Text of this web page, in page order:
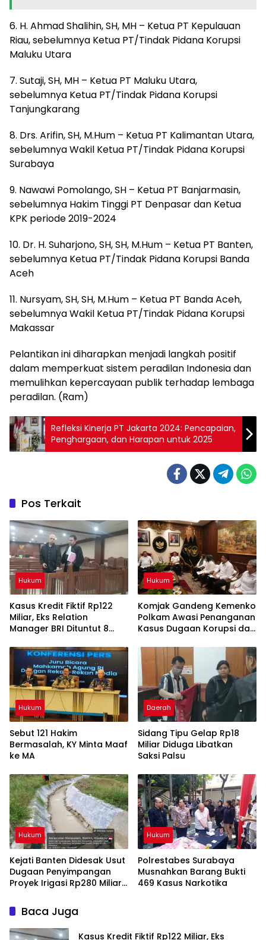
6. H. Ahmad Shalihin, SH, MH – Ketua PT Kepulauan
Riau, sebelumnya Ketua PT/Tindak Pidana Korupsi
Maluku Utara
7. Sutaji, SH, MH – Ketua PT Maluku Utara,
sebelumnya Ketua PT/Tindak Pidana Korupsi
Tanjungkarang
8. Drs. Arifin, SH, M.Hum – Ketua PT Kalimantan Utara,
sebelumnya Wakil Ketua PT/Tindak Pidana Korupsi
Surabaya
9. Nawawi Pomolango, SH – Ketua PT Banjarmasin,
sebelumnya Hakim Tinggi PT Denpasar dan Ketua
KPK periode 2019-2024
10. Dr. H. Suharjono, SH, SH, M.Hum – Ketua PT Banten,
sebelumnya Ketua PT/Tindak Pidana Korupsi Banda
Aceh
11. Nursyam, SH, SH, M.Hum – Ketua PT Banda Aceh,
sebelumnya Wakil Ketua PT/Tindak Pidana Korupsi
Makassar
Pelantikan ini diharapkan menjadi langkah positif
dalam memperkuat sistem peradilan Indonesia dan
memulihkan kepercayaan publik terhadap lembaga
peradilan. (Ram)
Refleksi Kinerja PT Jakarta 2024: Pencapaian,
Penghargaan, dan Harapan untuk 2025
Pos Terkait
Hukum
Kasus Kredit Fiktif Rp122
Miliar, Eks Relation
Manager BRI Dituntut 8
Hukum
Komjak Gandeng Kemenko
Polkam Awasi Penanganan
Kasus Dugaan Korupsi dan
Hukum
Sebut 121 Hakim
Bermasalah, KY Minta Maaf
ke MA
Daerah
Sidang Tipu Gelap Rp18
Miliar Diduga Libatkan
Saksi Palsu
Hukum
Kejati Banten Didesak Usut
Dugaan Penyimpangan
Proyek Irigasi Rp280 Miliar
Hukum
Polrestabes Surabaya
Musnahkan Barang Bukti
469 Kasus Narkotika
Baca Juga
Kasus Kredit Fiktif Rp122 Miliar, Eks